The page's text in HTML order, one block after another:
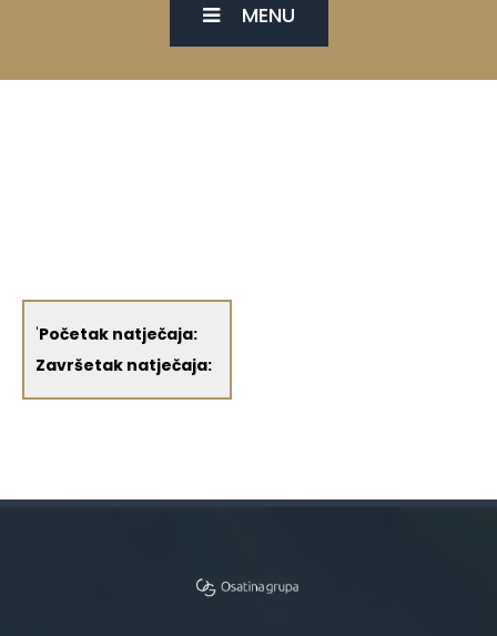
MENU
'Početak natječaja:
Završetak natječaja: